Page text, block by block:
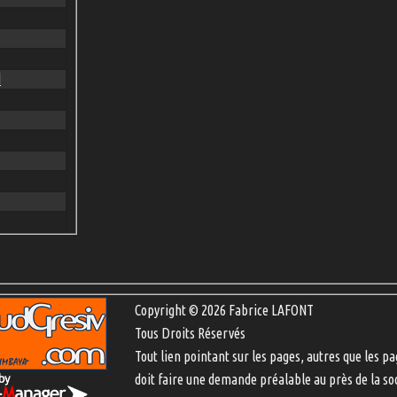
Copyright © 2026 Fabrice LAFONT
Tous Droits Réservés
Tout lien pointant sur les pages, autres que les
doit faire une demande préalable au près de la